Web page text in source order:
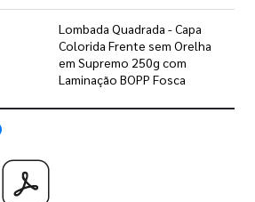
Lombada Quadrada - Capa
Colorida Frente sem Orelha
em Supremo 250g com
Laminação BOPP Fosca
Saiba como utilizar os nossos gabaritos